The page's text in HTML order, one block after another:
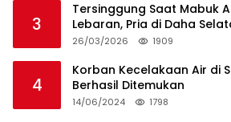
3
Tersinggung Saat Mabuk
Lebaran, Pria di Daha
Teman Sendiri
26/03/2026 1909
4
Korban Kecelakaan Air di
Berhasil Ditemukan
14/06/2024 1798